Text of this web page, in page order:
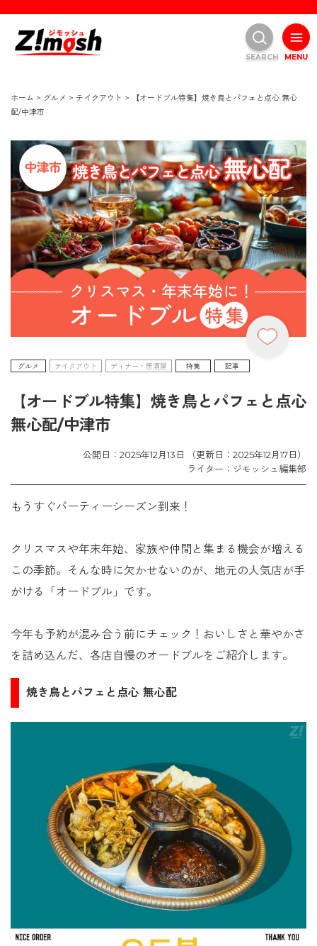
ホーム > グルメ > テイクアウト >
【オードブル特集】焼き鳥とパフェと点心 無心
配/中津市
グルメ テイクアウト ディナー・居酒屋 特集 記事
【オードブル特集】焼き鳥とパフェと点心
無心配/中津市
公開日：2025年12月13日 （更新日：2025年12月17日）
ライター：ジモッシュ編集部
もうすぐパーティーシーズン到来！
クリスマスや年末年始、家族や仲間と集まる機会が増える
この季節。そんな時に欠かせないのが、地元の人気店が手
がける「オードブル」です。
今年も予約が混み合う前にチェック！おいしさと華やかさ
を詰め込んだ、各店自慢のオードブルをご紹介します。
焼き鳥とパフェと点心 無心配
MENU
SEARCH